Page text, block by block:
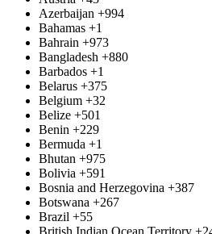
Azerbaijan +994
Bahamas +1
Bahrain +973
Bangladesh +880
Barbados +1
Belarus +375
Belgium +32
Belize +501
Benin +229
Bermuda +1
Bhutan +975
Bolivia +591
Bosnia and Herzegovina +387
Botswana +267
Brazil +55